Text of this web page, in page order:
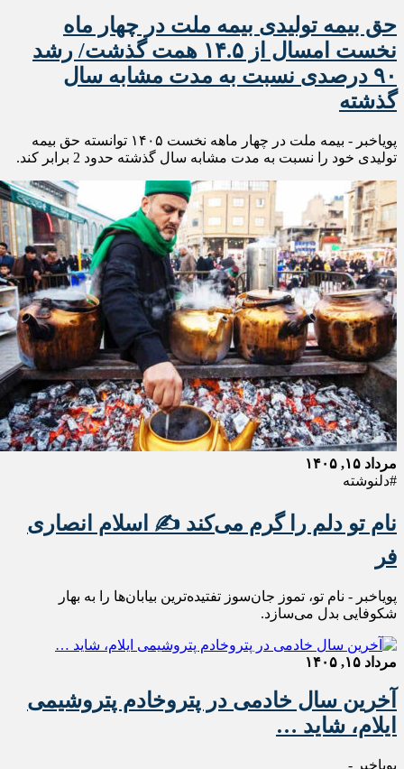
حق بیمه تولیدی بیمه ملت در چهار ماه
نخست امسال از ۱۴.۵ همت گذشت/ رشد
۹۰ درصدی نسبت به مدت مشابه سال
گذشته
پویاخبر - بیمه ملت در چهار ماهه نخست ۱۴٠۵ توانسته حق بیمه
تولیدی خود را نسبت به مدت مشابه سال گذشته حدود 2 برابر کند.
مرداد ۱۵, ۱۴۰۵
#دلنوشته
نام تو دلم را گرم می‌کند ✍️ اسلام انصاری
فر
پویاخبر - نام تو، تموز جان‌سوز تفتیده‌ترین بیابان‌ها را به بهار
شکوفایی بدل می‌سازد.
مرداد ۱۵, ۱۴۰۵
آخرین سال خادمی در پتروخادم پتروشیمی
ایلام، شاید …
پویاخبر -